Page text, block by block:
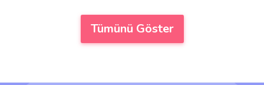
Tümünü Göster